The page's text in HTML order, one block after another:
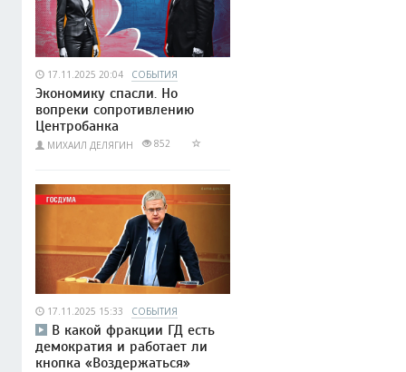
17.11.2025 20:04 СОБЫТИЯ
Экономику спасли. Но
вопреки сопротивлению
Центробанка
МИХАИЛ ДЕЛЯГИН 852
17.11.2025 15:33 СОБЫТИЯ
В какой фракции ГД есть
демократия и работает ли
кнопка «Воздержаться»